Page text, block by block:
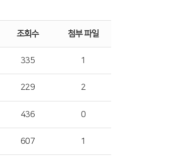
조회수 첨부 파일
335 1
229 2
436 0
607 1